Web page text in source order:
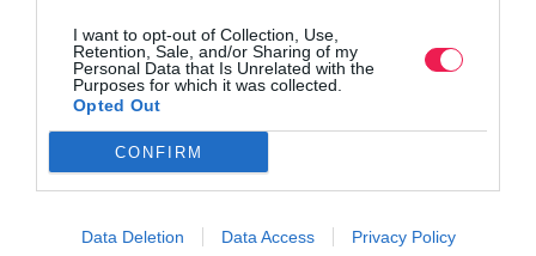
I want to opt-out of Collection, Use,
Retention, Sale, and/or Sharing of my
Personal Data that Is Unrelated with the
Purposes for which it was collected.
Opted Out
CONFIRM
Data Deletion Data Access Privacy Policy